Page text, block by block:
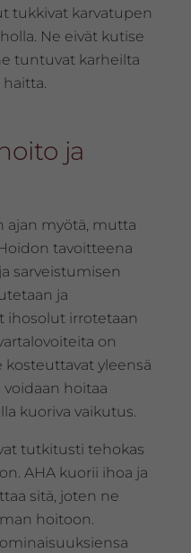
tukkivat karvatupen
Ne eivät kutise
tuntuvat karheilta
ja
ajan myötä, mutta
tavoitteena
sarveistumisen
ja
ihosolut irrotetaan
on
kosteuttavat yleensä
hoitaa
kuoriva vaikutus.
tutkitusti tehokas
AHA kuorii ihoa ja
sitä, joten ne
hoitoon.